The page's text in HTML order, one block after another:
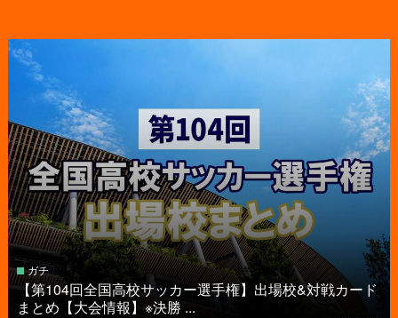
ガチ
【第104回全国高校サッカー選手権】出場校&対戦カード
まとめ【大会情報】※決勝 ...